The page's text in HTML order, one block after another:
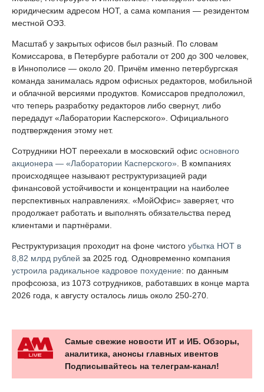
юридическим адресом НОТ, а сама компания — резидентом
местной ОЭЗ.
Масштаб у закрытых офисов был разный. По словам
Комиссарова, в Петербурге работали от 200 до 300 человек,
в Иннополисе — около 20. Причём именно петербургская
команда занималась ядром офисных редакторов, мобильной
и облачной версиями продуктов. Комиссаров предположил,
что теперь разработку редакторов либо свернут, либо
передадут «Лаборатории Касперского». Официального
подтверждения этому нет.
Сотрудники НОТ переехали в московский офис основного
акционера — «Лаборатории Касперского» . В компаниях
происходящее называют реструктуризацией ради
финансовой устойчивости и концентрации на наиболее
перспективных направлениях. «МойОфис» заверяет, что
продолжает работать и выполнять обязательства перед
клиентами и партнёрами.
Реструктуризация проходит на фоне чистого убытка НОТ в
8,82 млрд рублей за 2025 год. Одновременно компания
устроила радикальное кадровое похудение: по данным
профсоюза, из 1073 сотрудников, работавших в конце марта
2026 года, к августу осталось лишь около 250-270.
Самые свежие новости ИТ и ИБ. Обзоры,
аналитика, анонсы главных ивентов
Подписывайтесь на телеграм-канал!